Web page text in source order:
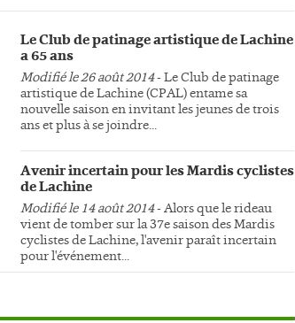
Le Club de patinage artistique de Lachine
a 65 ans
Modifié le 26 août 2014- Le Club de patinage
artistique de Lachine (CPAL) entame sa
nouvelle saison en invitant les jeunes de trois
ans et plus à se joindre...
Avenir incertain pour les Mardis cyclistes
de Lachine
Modifié le 14 août 2014- Alors que le rideau
vient de tomber sur la 37e saison des Mardis
cyclistes de Lachine, l'avenir paraît incertain
pour l'événement...